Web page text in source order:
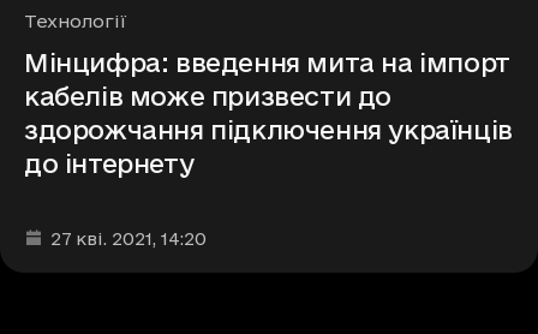
Рубрики
Технології
Мінцифра: введення мита на імпорт
кабелів може призвести до
здорожчання підключення українців
до інтернету
Дата та час публікації
27 кві. 2021, 14:20